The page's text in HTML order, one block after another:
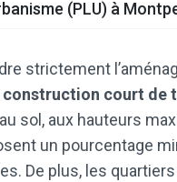
(PLU) à
strictement
construction court de
sol, aux hauteurs
un pourcentage
De plus, les